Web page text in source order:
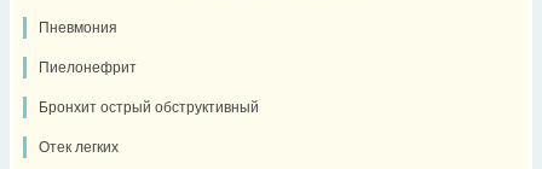
Пневмония
Пиелонефрит
Бронхит острый обструктивный
Отек легких